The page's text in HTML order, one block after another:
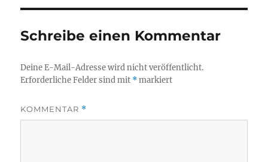
Schreibe einen Kommentar
Deine E-Mail-Adresse wird nicht veröffentlicht.
Erforderliche Felder sind mit *markiert
KOMMENTAR *